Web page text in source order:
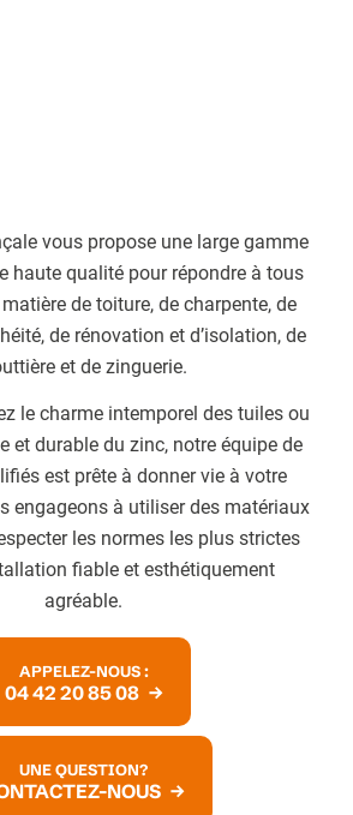
vous propose une large gamme
haute qualité pour répondre à tous
de toiture, de charpente, de
de rénovation et d’isolation, de
et de zinguerie.
le charme intemporel des tuiles ou
et durable du zinc, notre équipe de
est prête à donner vie à votre
engageons à utiliser des matériaux
les normes les plus strictes
fiable et esthétiquement
agréable.
APPELEZ-NOUS :
04 42 20 85 08
UNE QUESTION?
NOUS